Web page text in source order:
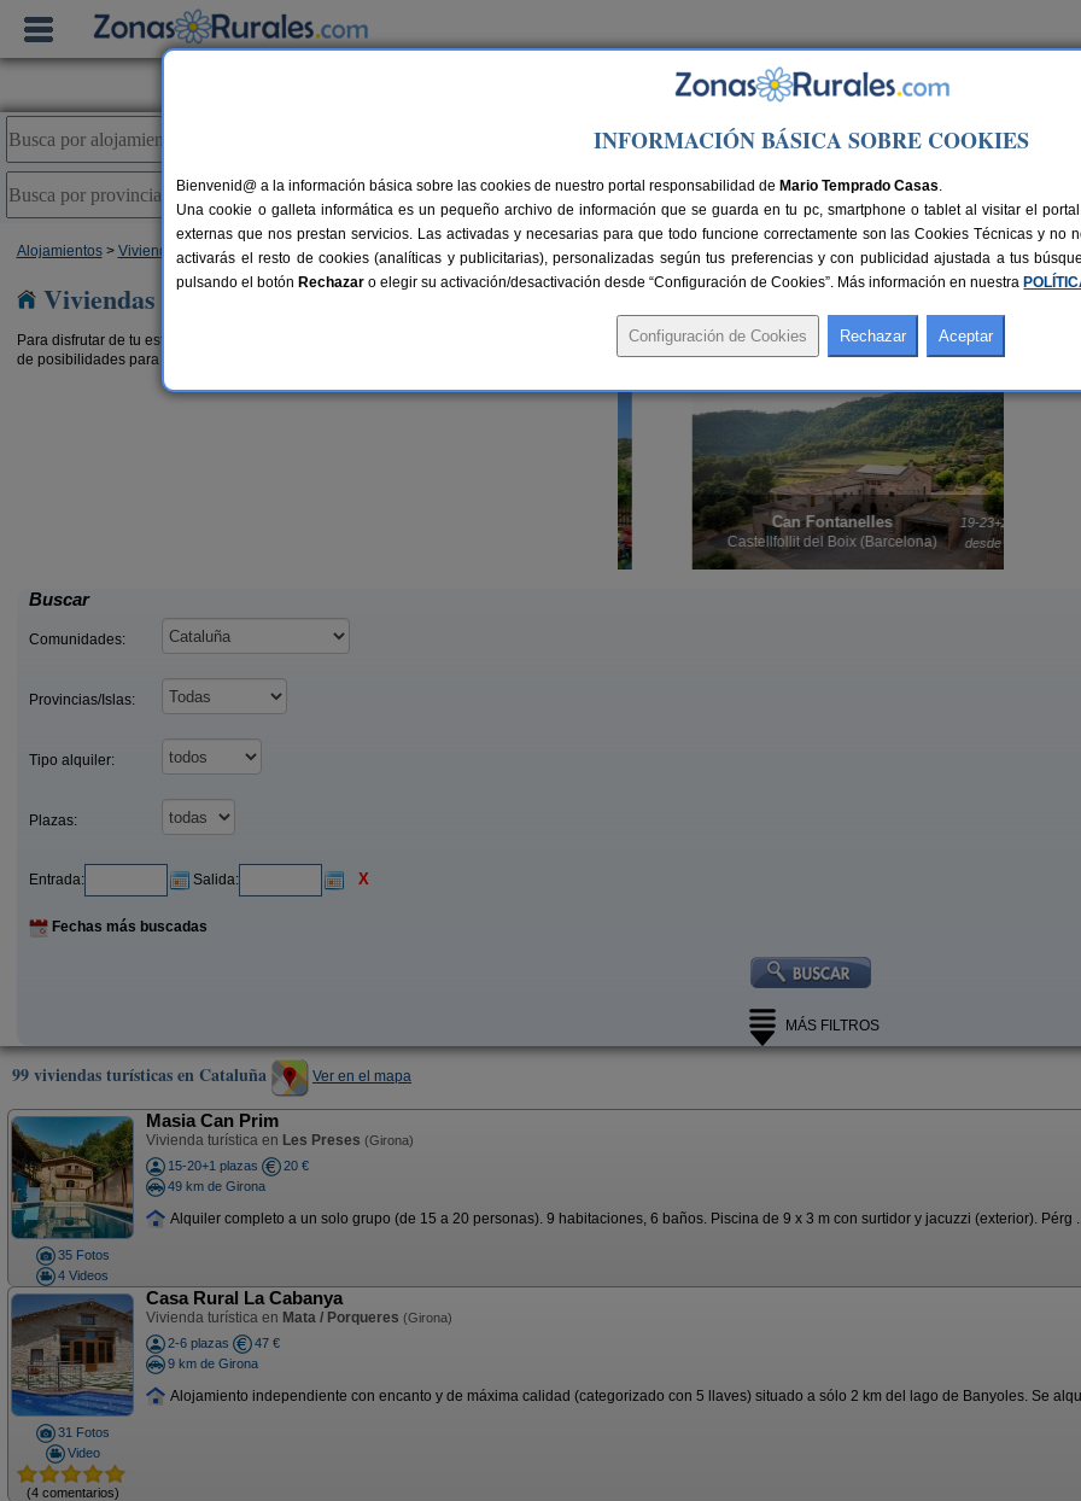
Ir a Versión PC
Alojamientos> Viviendas turísticas> Cataluña
Viviendas turísticas en Cataluña
Para disfrutar de tu estancia en tu alojamiento en cualquier estación, para descubrir el destino que tenías ganas de conocer, para celebrar una escapada con tu
de posibilidades para que disfrutes de tus
como te mereces. Elige la que más se adapte a tus necesidades. También te recomendamos buscar en
19-23+2 pers.
desde33 €
Can Fontanelles
Castellfollit del Boix (Barcelona)
Buscar
Comunidades:
Provincias/Islas:
Tipo alquiler:
Plazas:
Entrada: Salida: X
Fechas más buscadas
MÁS FILTROS
99 viviendas turísticas en Cataluña Ver en el mapa
35 Fotos
4 Videos
Masia Can Prim
Vivienda turística en Les Preses (Girona)
15-20+1 plazas
20 €
49 km de Girona
Alquiler completo a un solo grupo (de 15 a 20 personas). 9 habitaciones, 6 baños. Piscina de 9 x 3 m con surtidor y jacuzzi (exterior). Pérg ...
31 Fotos
Video
(4 comentarios)
Casa Rural La Cabanya
Vivienda turística en Mata / Porqueres (Girona)
2-6 plazas
47 €
9 km de Girona
Alojamiento independiente con encanto y de máxima calidad (categorizado con 5 llaves) situado a sólo 2 km del lago de Banyoles. Se
INFORMACIÓN BÁSICA SOBRE COOKIES
Bienvenid@ a la información básica sobre las cookies de nuestro portal responsabilidad de Mario Temprado Casas.
Una cookie o galleta informática es un pequeño archivo de información que se guarda en tu pc, smartphone o tablet al visitar el
externas que nos prestan servicios. Las activadas y necesarias para que todo funcione correctamente son las Cookies Técnicas y no
activarás el resto de cookies (analíticas y publicitarias), personalizadas según tus preferencias y con publicidad ajustada a tus
pulsando el botón Rechazar o elegir su activación/desactivación desde “Configuración de Cookies”. Más información en nuestra